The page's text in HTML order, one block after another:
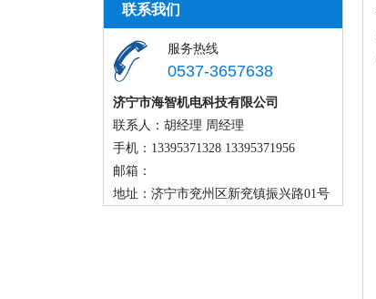
联系我们
服务热线
0537-3657638
济宁市海智机电科技有限公司
联系人：胡经理 周经理
手机：13395371328 13395371956
邮箱：
地址：济宁市兖州区新兖镇振兴路01号